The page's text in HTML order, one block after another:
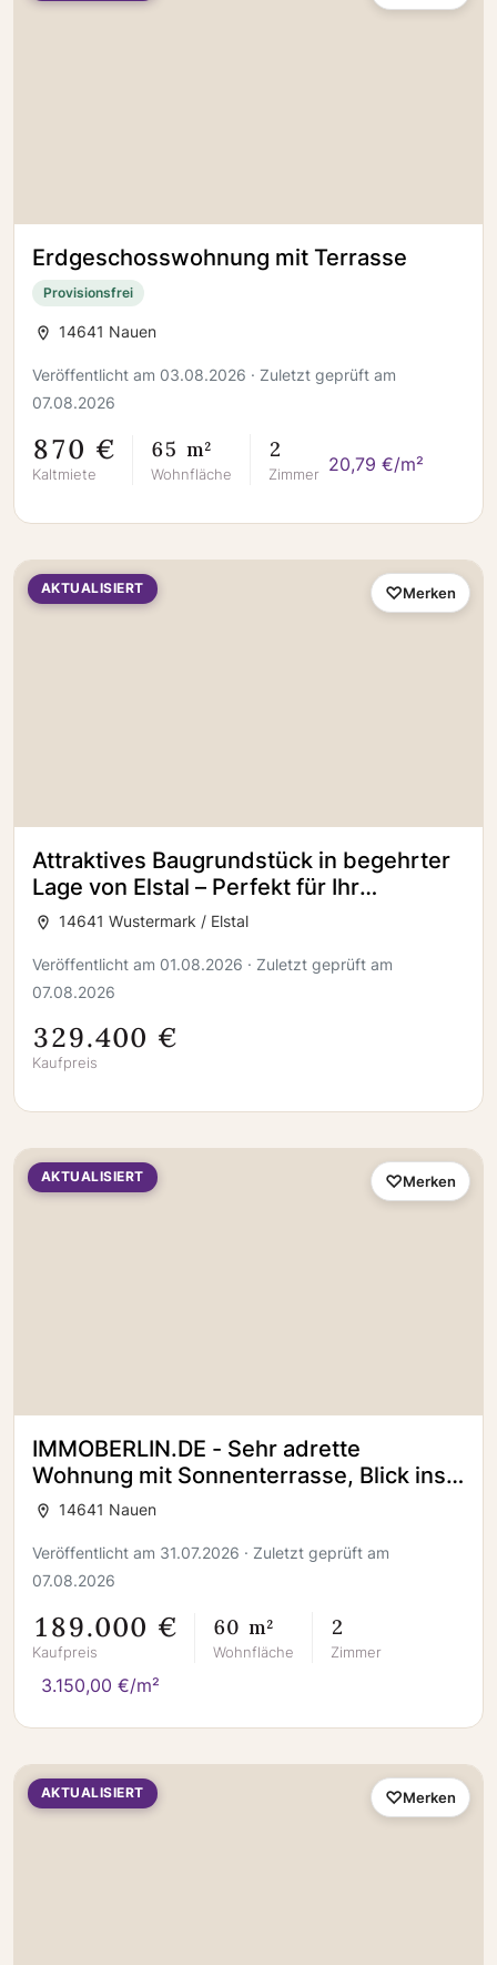
Erdgeschosswohnung mit Terrasse
Provisionsfrei
14641 Nauen
Veröffentlicht am 03.08.2026 · Zuletzt geprüft am
07.08.2026
870 €
Kaltmiete
65 m²
Wohnfläche
2
Zimmer 20,79 €/m²
AKTUALISIERT
Attraktives Baugrundstück in begehrter
Lage von Elstal – Perfekt für Ihr
Traumhaus nahe Berlin
14641 Wustermark / Elstal
Veröffentlicht am 01.08.2026 · Zuletzt geprüft am
07.08.2026
329.400 €
Kaufpreis
Merken
AKTUALISIERT
IMMOBERLIN.DE - Sehr adrette
Wohnung mit Sonnenterrasse, Blick ins
Grüne & Pkw-Stellplatz
14641 Nauen
Veröffentlicht am 31.07.2026 · Zuletzt geprüft am
07.08.2026
189.000 €
Kaufpreis
60 m²
Wohnfläche
2
Zimmer
3.150,00 €/m²
Merken
AKTUALISIERT Merken